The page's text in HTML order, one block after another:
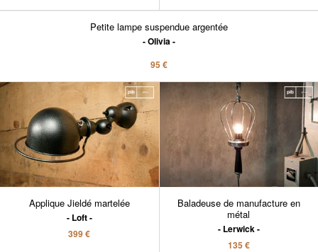
Petite lampe suspendue argentée
Olivia
95 €
Applique Jieldé martelée
Loft
399 €
Baladeuse de manufacture en
métal
Lerwick
135 €